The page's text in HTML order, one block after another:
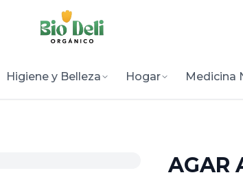
Higiene y Belleza Hogar Medicina
AGAR